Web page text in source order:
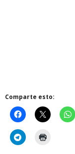
Comparte esto: